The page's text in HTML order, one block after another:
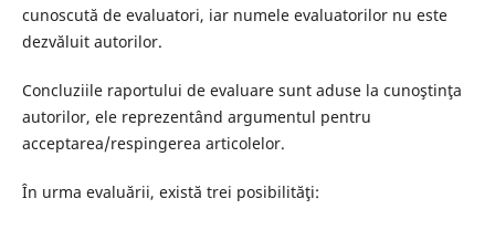
cunoscută de evaluatori, iar numele evaluatorilor nu este
dezvăluit autorilor.
Concluziile raportului de evaluare sunt aduse la cunoştinţa
autorilor, ele reprezentând argumentul pentru
acceptarea/respingerea articolelor.
În urma evaluării, există trei posibilităţi: